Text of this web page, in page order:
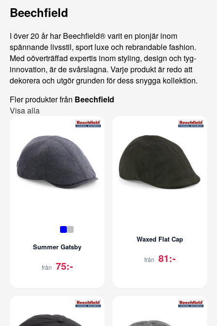
Beechfield
I över 20 år har Beechfield® varit en pionjär inom
spännande livsstil, sport luxe och rebrandable fashion.
Med oöverträffad expertis inom styling, design och tyg-
innovation, är de svårslagna. Varje produkt är redo att
dekorera och utgör grunden för dess snygga kollektion.
Fler produkter från Beechfield
Visa alla
Summer Gatsby
från 75:-
Waxed Flat Cap
från 81:-